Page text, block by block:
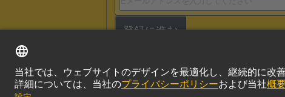
登録に進む